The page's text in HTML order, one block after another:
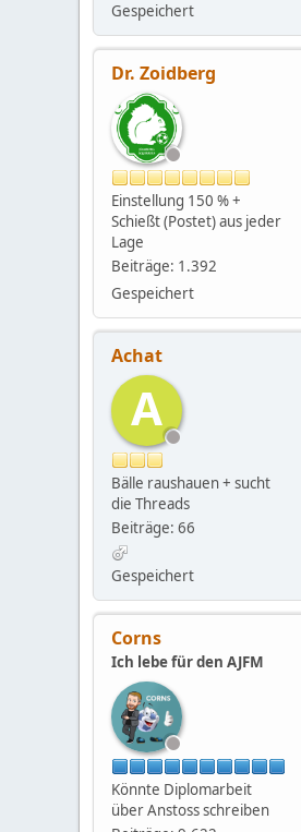
Gespeichert
Dr. Zoidberg
Einstellung 150 % +
Schießt (Postet) aus jeder
Lage
Beiträge: 1.392
Gespeichert
Achat
A
Bälle raushauen + sucht
die Threads
Beiträge: 66
Gespeichert
Corns
Ich lebe für den AJFM
Könnte Diplomarbeit
über Anstoss schreiben